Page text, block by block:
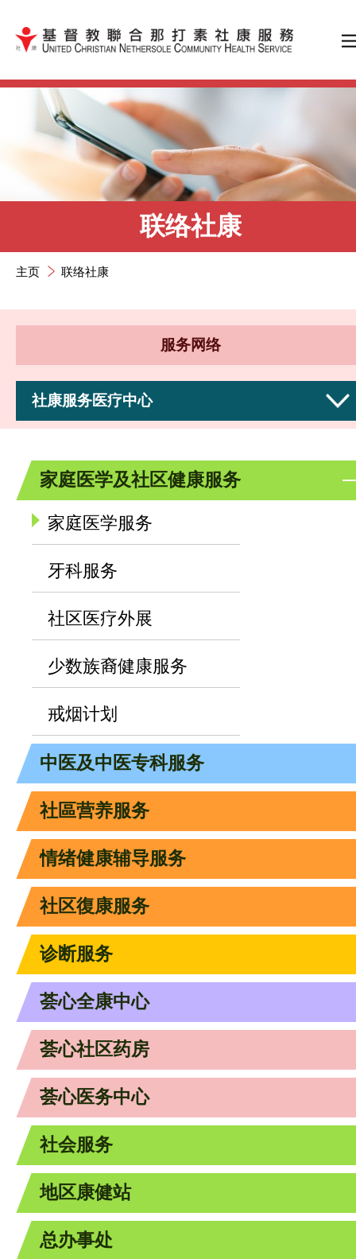
跳到内容（按输入键）
联络社康
主页 联络社康
服务网络
社康服务医疗中心
家庭医学及社区健康服务
家庭医学服务
牙科服务
社区医疗外展
少数族裔健康服务
戒烟计划
中医及中医专科服务
社區营养服务
情绪健康辅导服务
社区復康服务
诊断服务
荟心全康中心
荟心社区药房
荟心医务中心
社会服务
地区康健站
总办事处